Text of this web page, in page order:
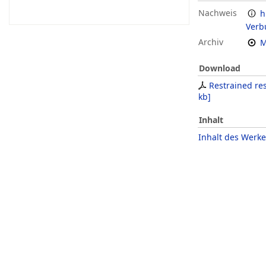
Nachweis
Archiv
Download
Restrained
kb]
Inhalt
Inhalt des